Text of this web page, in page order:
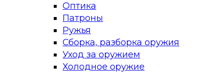
Оптика
Патроны
Ружья
Сборка, разборка оружия
Уход за оружием
Холодное оружие